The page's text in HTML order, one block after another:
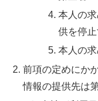
本人の
供を停
本人の
前項の定めにか
情報の提供先は